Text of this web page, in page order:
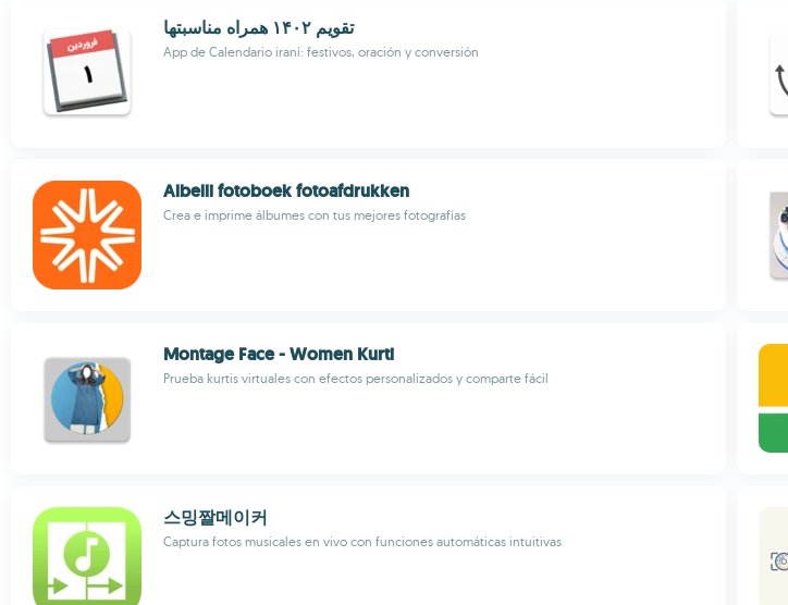
تقویم ۱۴۰۲ همراه مناسبتها
App de Calendario iraní: festivos, oración y conversión
Albelli fotoboek fotoafdrukken
Crea e imprime álbumes con tus mejores fotografías
Montage Face - Women Kurti
Prueba kurtis virtuales con efectos personalizados y comparte fácil
스밍짤메이커
Captura fotos musicales en vivo con funciones automáticas intuitivas